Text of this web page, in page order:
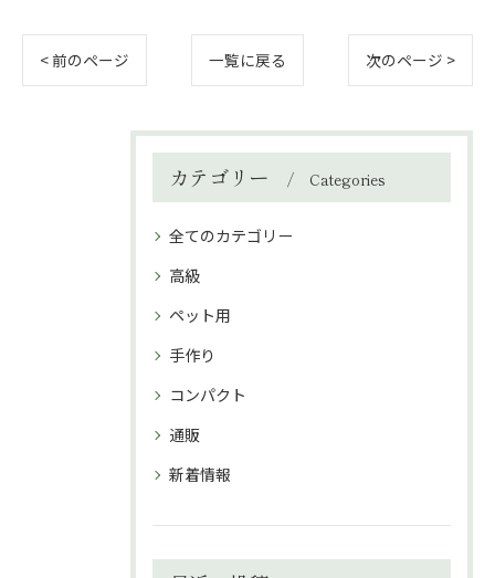
< 前のページ 一覧に戻る 次のページ >
カテゴリー Categories
全てのカテゴリー
高級
ペット用
手作り
コンパクト
通販
新着情報